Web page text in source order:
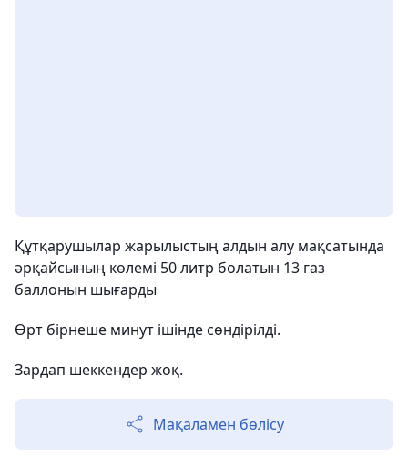
Құтқарушылар жарылыстың алдын алу мақсатында
әрқайсының көлемі 50 литр болатын 13 газ
баллонын шығарды
Өрт бірнеше минут ішінде сөндірілді.
Зардап шеккендер жоқ.
Мақаламен бөлісу